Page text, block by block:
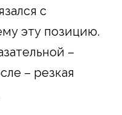
с
эту позицию.
–
– резкая